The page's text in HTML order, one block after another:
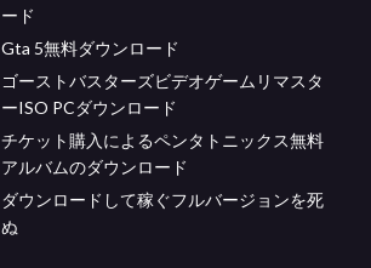
ード
Gta 5無料ダウンロード
ゴーストバスターズビデオゲームリマスタ
ーISO PCダウンロード
チケット購入によるペンタトニックス無料
アルバムのダウンロード
ダウンロードして稼ぐフルバージョンを死
ぬ